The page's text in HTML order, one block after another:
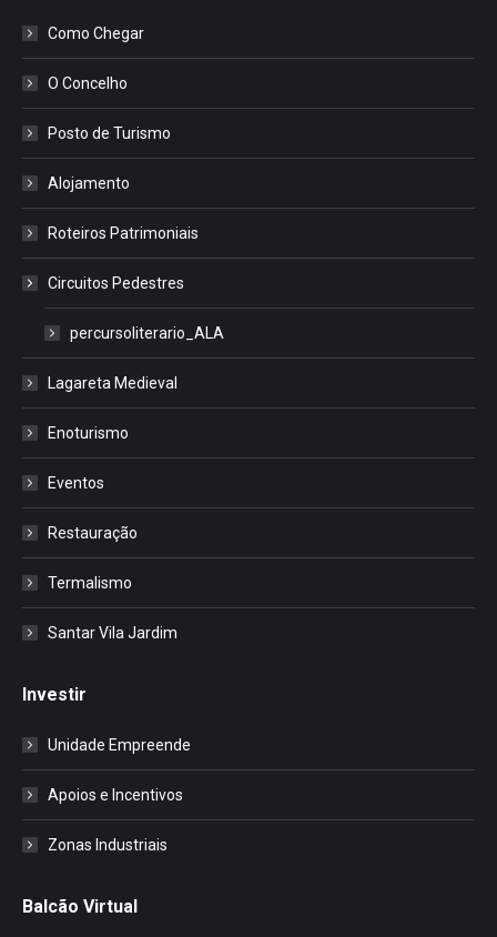
Como Chegar
O Concelho
Posto de Turismo
Alojamento
Roteiros Patrimoniais
Circuitos Pedestres
percursoliterario_ALA
Lagareta Medieval
Enoturismo
Eventos
Restauração
Termalismo
Santar Vila Jardim
Investir
Unidade Empreende
Apoios e Incentivos
Zonas Industriais
Balcão Virtual